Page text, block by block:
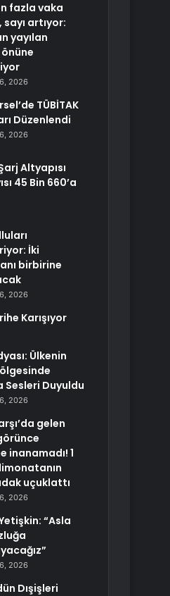
fazla vaka
artıyor:
yayılan
önüne
2026
TÜBİTAK
Düzenlendi
2026
Altyapısı
45 Bin 660’a
İki
birbirine
2026
Karışıyor
Ülkenin
Sesleri Duyuldu
2026
gelen
inanamadı! 1
uçuklattı
2026
“Asla
2026
Dışişleri